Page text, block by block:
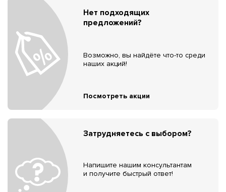
Нет подходящих
предложений?
Возможно, вы найдёте что-то среди
наших акций!
Посмотреть акции
Затрудняетесь с выбором?
Напишите нашим консультантам
и получите быстрый ответ!